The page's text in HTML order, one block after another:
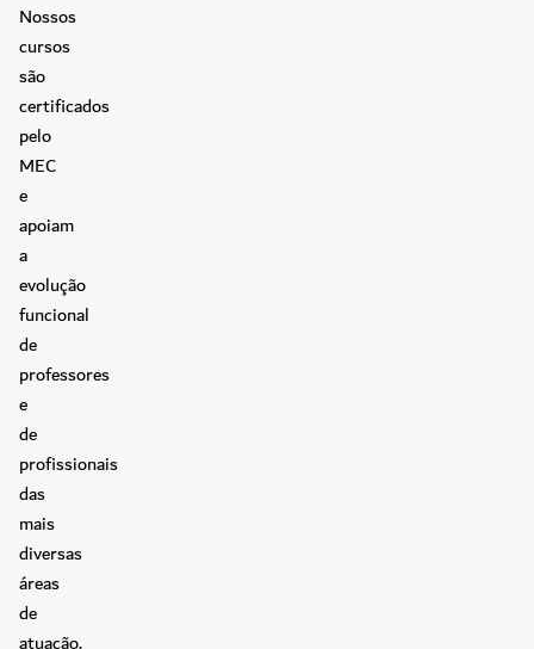
Nossos
cursos
são
certificados
pelo
MEC
e
apoiam
a
evolução
funcional
de
professores
e
de
profissionais
das
mais
diversas
áreas
de